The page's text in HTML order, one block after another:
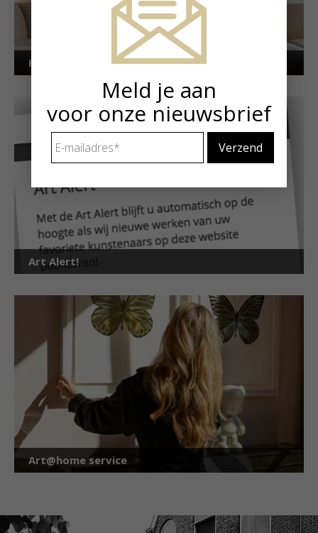
Kunstuitleen voor particulieren
Art Alert!
Art@home service
Meld je aan
voor onze nieuwsbrief
mailadres *